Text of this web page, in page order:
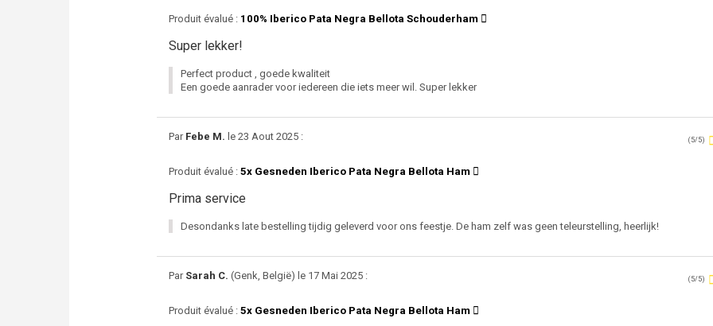
Produit évalué : 100% Iberico Pata Negra Bellota Schouderham
Super lekker!
Perfect product , goede kwaliteit
Een goede aanrader voor iedereen die iets meer wil. Super lekker
Par Febe M. le 23 Aout 2025 : (5/5)
Produit évalué : 5x Gesneden Iberico Pata Negra Bellota Ham
Prima service
Desondanks late bestelling tijdig geleverd voor ons feestje. De ham zelf was geen teleurstelling, heerlijk!
Par Sarah C. (Genk, België) le 17 Mai 2025 : (5/5)
Produit évalué : 5x Gesneden Iberico Pata Negra Bellota Ham